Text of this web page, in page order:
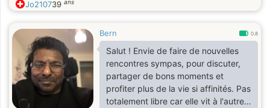
Jo210739 ans
Bern 0.8
Salut ! Envie de faire de nouvelles
rencontres sympas, pour discuter,
partager de bons moments et
profiter plus de la vie si affinités. Pas
totalement libre car elle vit à l'autre